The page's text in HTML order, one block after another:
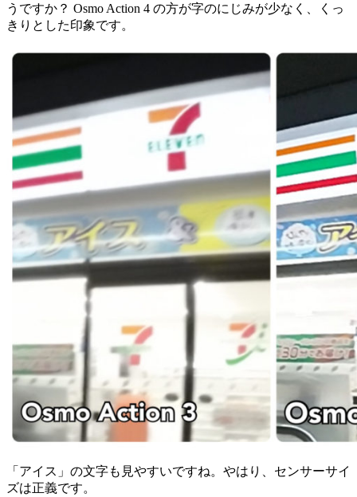
うですか？ Osmo Action 4 の方が字のにじみが少なく、くっ
きりとした印象です。
「アイス」の文字も見やすいですね。やはり、センサーサイ
ズは正義です。